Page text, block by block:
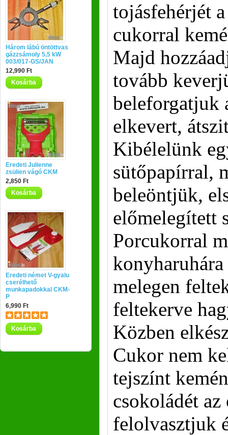
Három lábú öntöttvas
gázzsámoly 5,5 kW
003/017-GS/JAN
12,990 Ft
Kosárba
Eredeti Julienne
zsülien vágó CKM
2,850 Ft
Kosárba
Eredeti német V-gyalu
cserélhető
munkapadokkal CKM-
P
6,990 Ft
Kosárba
tojásfehérjét
cukorral
Majd
tovább
beleforgatjuk
elkevert,
Kibélelünk
sütőpapírral,
beleöntjük,
előmelegített
Porcukorral
melegen
feltekerve
Közben
Cukor nem
tejszínt
csokoládét
felolvasztjuk